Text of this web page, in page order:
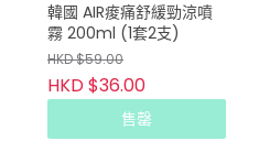
韓國 AIR痠痛舒緩勁涼噴
霧 200ml (1套2支)
HKD $59.00
HKD $36.00
售罄